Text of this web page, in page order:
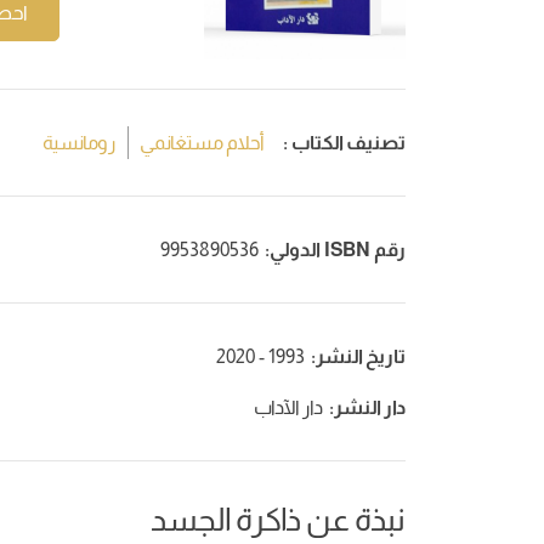
تصنيف الكتاب : أحلام مستغانمي رومانسية
رقم ISBN الدولي: 9953890536
تاريخ النشر: 1993 - 2020
دار النشر: دار الآداب
نبذة عن ذاكرة الجسد